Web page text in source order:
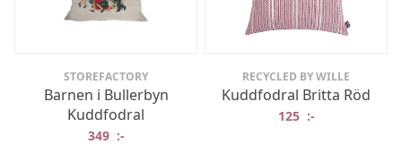
STOREFACTORY
Barnen i Bullerbyn
Kuddfodral
349 :-
RECYCLED BY WILLE
Kuddfodral Britta Röd
125 :-